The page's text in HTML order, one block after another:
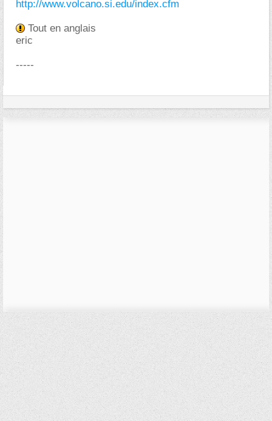
http://www.volcano.si.edu/index.cfm
Tout en anglais
eric
-----